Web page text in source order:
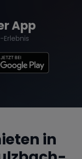
App
Erlebnis
in